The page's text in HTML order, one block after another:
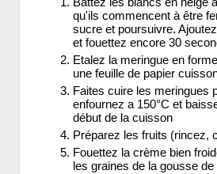
qu'ils commencent à être
sucre et poursuivre.
et fouettez encore 30
Etalez la meringue en
une feuille de papier
Faites cuire les meringues
enfournez a 150°C et
début de la cuisson
Préparez les fruits (rincez,
Fouettez la crème bien
les graines de la gousse de